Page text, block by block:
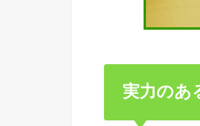
実力のあ